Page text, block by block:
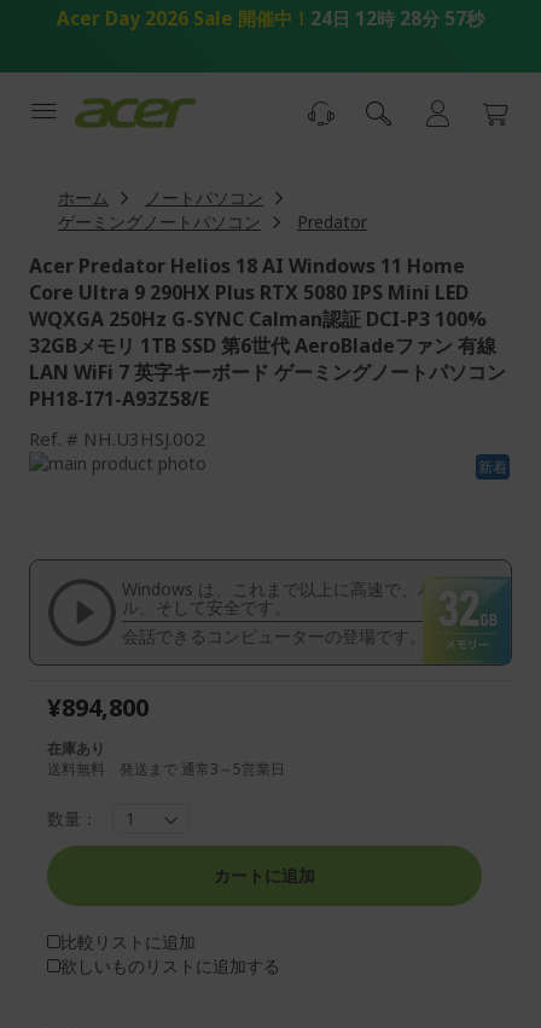
Acer Day 2026 Sale 開催中！ 24日 12時 28分 56秒
ホーム
ノートパソコン
ゲーミングノートパソコン
Predator
Acer Predator Helios 18 AI Windows 11 Home
Core Ultra 9 290HX Plus RTX 5080 IPS Mini LED
WQXGA 250Hz G-SYNC Calman認証 DCI-P3 100%
32GBメモリ 1TB SSD 第6世代 AeroBladeファン 有線
LAN WiFi 7 英字キーボード ゲーミングノートパソコン
PH18-I71-A93Z58/E
Ref. NH.U3HSJ.002
画
ラ
最
新着
ャ
の
Windows は、これまで以上に高速で、パワフ
ル、そして安全です。
会話できるコンピューターの登場です。
¥894,800
在庫あり
送料無料 発送まで 通常3～5営業日
数量：
カートに追加
比較リストに追加
欲しいものリストに追加する